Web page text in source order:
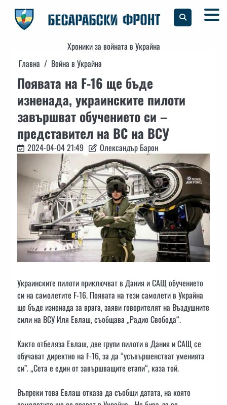
content
Хроники за войната в Украйна
Главна
Война в Украйна
Появата на F-16 ще бъде
изненада, украинските пилоти
завършват обучението си –
представител на ВС на ВСУ
2024-04-04 21:49 Олександър Барон
Украинските пилоти приключват в Дания и САЩ обучението
си на самолетите F-16. Появата на тези самолети в Украйна
ще бъде изненада за врага, заяви говорителят на Въздушните
сили на ВСУ Иля Евлаш, съобщава „Радио Свобода“.
Както отбеляза Евлаш, две групи пилоти в Дания и САЩ се
обучават директно на F-16, за да “усъвършенстват уменията
си”. „Сета е един от завършващите етапи“, каза той.
Въпреки това Евлаш отказа да съобщи датата, на която